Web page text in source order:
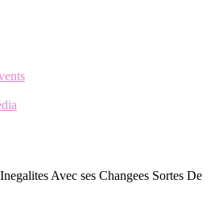
Inegalites Avec ses Changees Sortes De